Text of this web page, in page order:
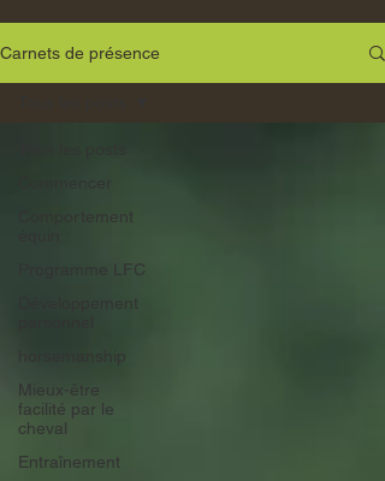
Carnets de présence
Comportement
Programme LFC
Développement
horsemanship
Mieux-être
facilité par le
cheval
Entraînement